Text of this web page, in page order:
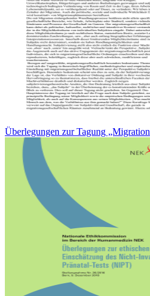
Überlegungen zur Tagung „Migration